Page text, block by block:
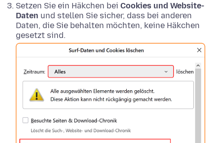
Setzen Sie ein Häkchen bei Cookies und Website-
Daten und stellen Sie sicher, dass bei anderen
Daten, die Sie behalten möchten, keine Häkchen
gesetzt sind.